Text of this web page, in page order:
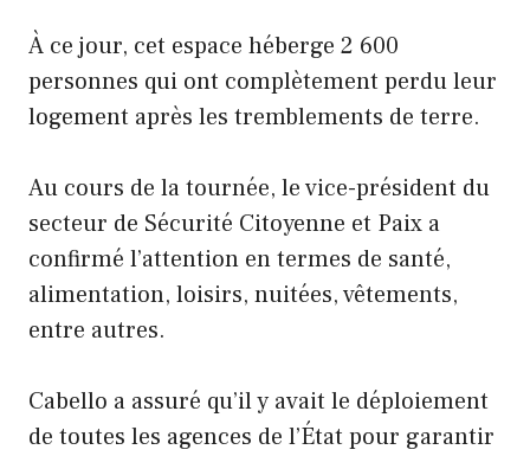
À ce jour, cet espace héberge 2 600
personnes qui ont complètement perdu leur
logement après les tremblements de terre.
Au cours de la tournée, le vice-président du
secteur de Sécurité Citoyenne et Paix a
confirmé l’attention en termes de santé,
alimentation, loisirs, nuitées, vêtements,
entre autres.
Cabello a assuré qu’il y avait le déploiement
de toutes les agences de l’État pour garantir